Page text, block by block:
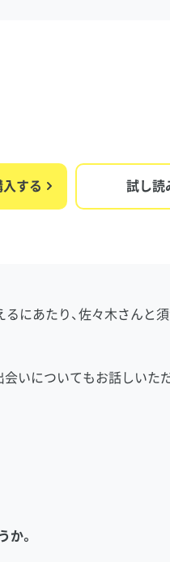
する 試し読
にあたり、佐々木さんと
いについてもお話しいた
。